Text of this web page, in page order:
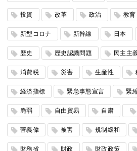
投資 改革 政治 教育
新型コロナ 新幹線 日本
歴史 歴史認識問題 民主主
消費税 災害 生産性
経済指標 緊急事態宣言 緊
脆弱 自由貿易 自粛
菅義偉 被害 規制緩和
財務省 財政 財政政策